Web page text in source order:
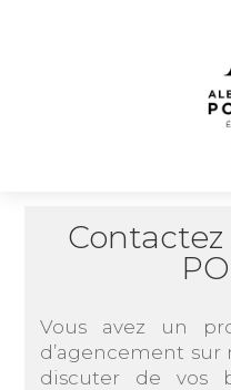
Contactez
Vous avez un
d’agencement sur
discuter de vos